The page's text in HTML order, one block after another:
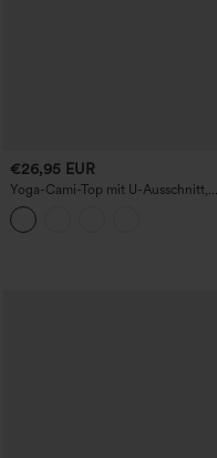
€26,95 EUR
Yoga-Cami-Top mit U-Ausschnitt,
integriertem BH und überlappendem
Saum – verlängerte Länge